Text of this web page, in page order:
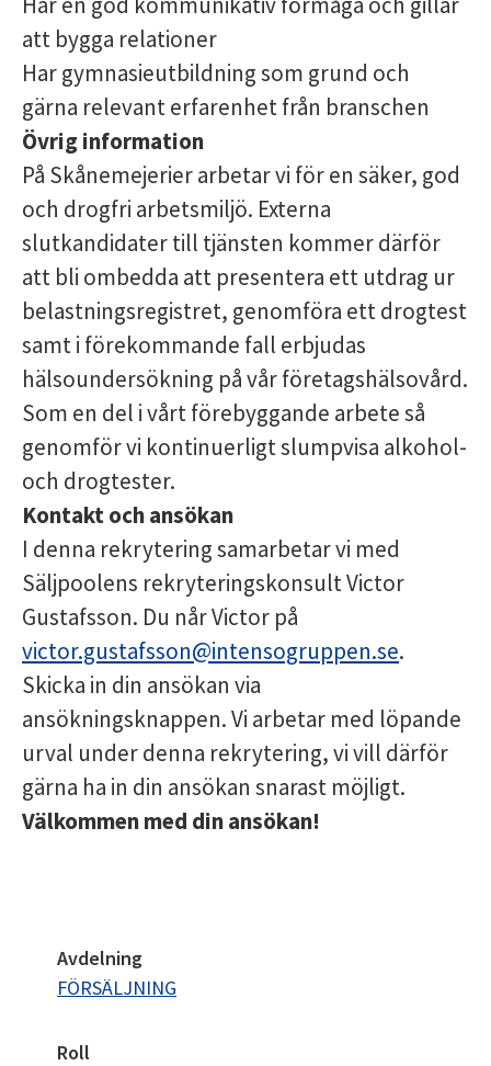
att bygga relationer
Har gymnasieutbildning som grund och
gärna relevant erfarenhet från branschen
Övrig information
På Skånemejerier arbetar vi för en säker, god
och drogfri arbetsmiljö. Externa
slutkandidater till tjänsten kommer därför
att bli ombedda att presentera ett utdrag ur
belastningsregistret, genomföra ett drogtest
samt i förekommande fall erbjudas
hälsoundersökning på vår företagshälsovård.
Som en del i vårt förebyggande arbete så
genomför vi kontinuerligt slumpvisa alkohol-
och drogtester.
Kontakt och ansökan
I denna rekrytering samarbetar vi med
Säljpoolens rekryteringskonsult Victor
Gustafsson. Du når Victor på
victor.gustafsson@intensogruppen.se.
Skicka in din ansökan via
ansökningsknappen. Vi arbetar med löpande
urval under denna rekrytering, vi vill därför
gärna ha in din ansökan snarast möjligt.
Välkommen med din ansökan!
Avdelning
FÖRSÄLJNING
Roll